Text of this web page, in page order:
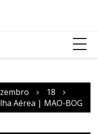
18
Aérea | MAO-BOG